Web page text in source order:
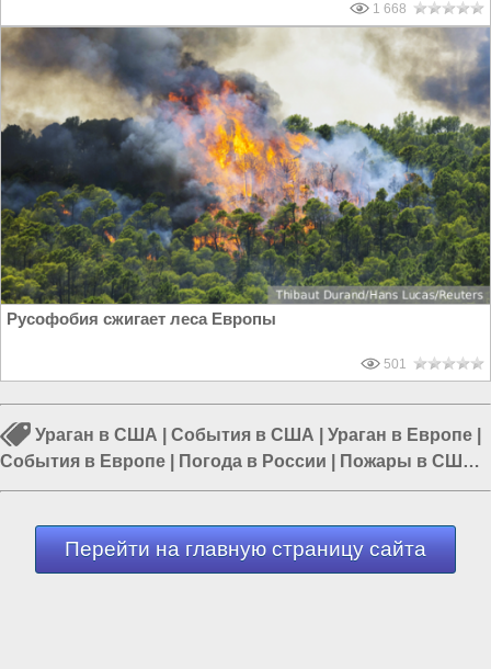
1 668
Русофобия сжигает леса Европы
501
Ураган в США События в США Ураган в Европе
События в Европе
Погода в России Пожары в США|
Жертвы стихии
Перейти на главную страницу сайта